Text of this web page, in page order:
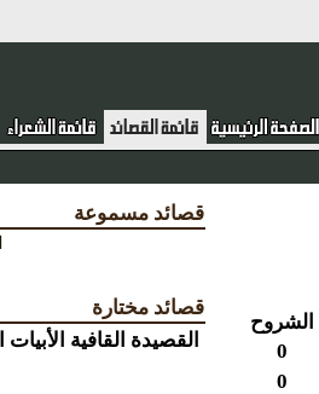
الشروح
0
0
قصائد مسموعة
قصائد مختارة
القصيدة القافية الأبيات